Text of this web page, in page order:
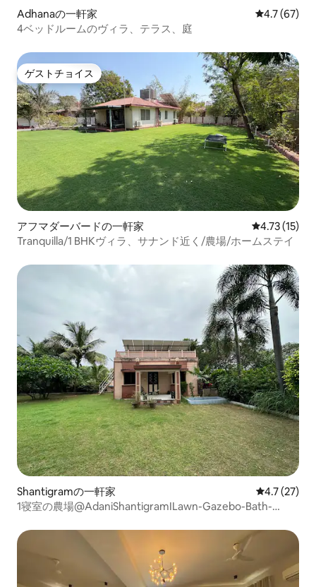
Adhanaの一軒家 レビュー67
4.7 (67)
4ベッドルームのヴィラ、テラス、庭
ゲストチョイス
ゲストチョイス
アフマダーバードの一軒家 レビュー15
4.73 (15)
Tranquilla/1 BHKヴィラ、サナンド近く/農場/ホームステイ
Shantigramの一軒家 レビュー27
4.7 (27)
1寝室の農場@AdaniShantigramILawn-Gazebo-Bath-